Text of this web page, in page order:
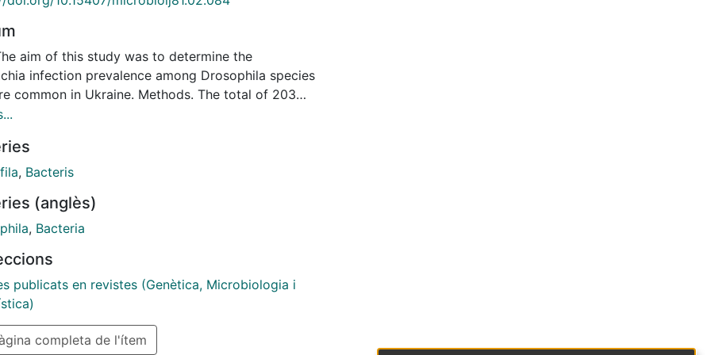
aim of this study was to determine the
infection prevalence among Drosophila species
common in Ukraine. Methods. The total of 203
representatives of seven Drosophila species
via PCR assay. Results. We found Wolbachia
only in one individual of Drosophila testacea that
In Ukraine, the examined Drosophila species
by a low prevalence of Wolbachia
in D. melanogaster and D. simulans populations,
that Wolbachia infects 3 out of 9 Drosophila
surveyed in Ukraine.
, Bacteris
(anglès)
, Bacteria
publicats en revistes (Genètica, Microbiologia i
completa de l'ítem